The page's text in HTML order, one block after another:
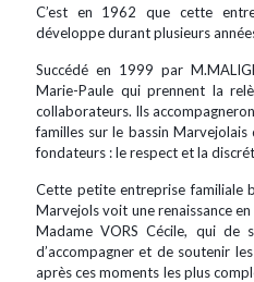
C’est en 1962 que cette
développe durant plusieurs
Succédé en 1999 par
Marie-Paule qui prennent la
collaborateurs. Ils
familles sur le bassin
fondateurs : le respect et la
Cette petite entreprise familiale
Marvejols voit une renaissance
Madame VORS Cécile, qui de
d’accompagner et de soutenir
après ces moments les plus